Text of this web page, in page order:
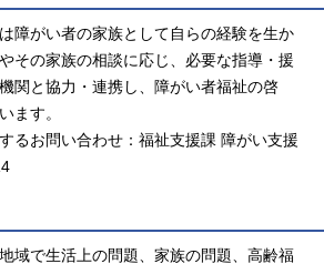
障がい者の家族として自らの経験を生か
その家族の相談に応じ、必要な指導・援
関と協力・連携し、障がい者福祉の啓
ます。
るお問い合わせ：福祉支援課 障がい支援
域で生活上の問題、家族の問題、高齢福